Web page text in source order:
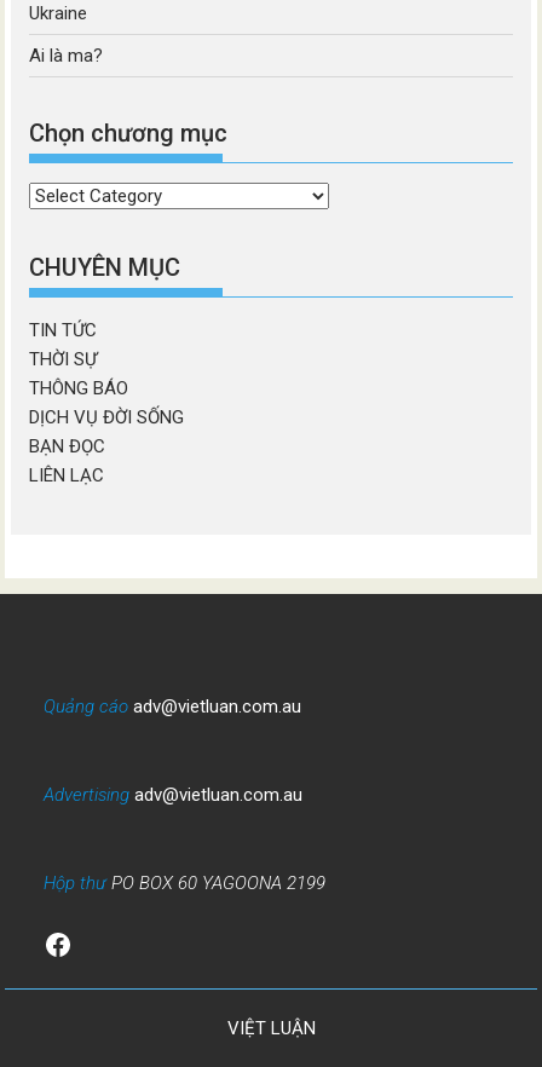
Ukraine
Ai là ma?
Chọn chương mục
Chọn
mục
CHUYÊN MỤC
TIN TỨC
THỜI SỰ
THÔNG BÁO
DỊCH VỤ ĐỜI SỐNG
BẠN ĐỌC
LIÊN LẠC
Quảng cáo adv@vietluan.com.au
Advertising adv@vietluan.com.au
Hộp thưPO BOX 60 YAGOONA 2199
Facebook
VIỆT LUẬN